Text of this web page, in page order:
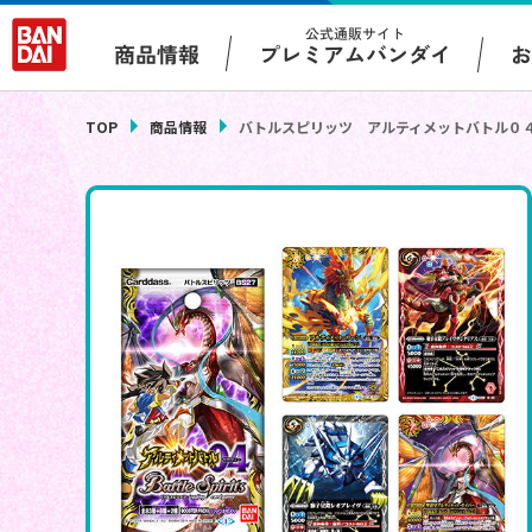
商品情報
公式通販サイト
プレミアムバンダイ
TOP 商品情報 バトルスピリッツ アルティメットバトル